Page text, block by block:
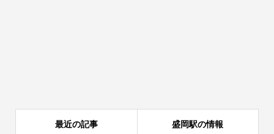
最近の記事 盛岡駅の情報